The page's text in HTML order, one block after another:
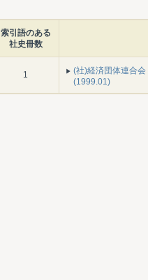
索引語のある
社史冊数
1
(社)経済団体連合会
(1999.01)